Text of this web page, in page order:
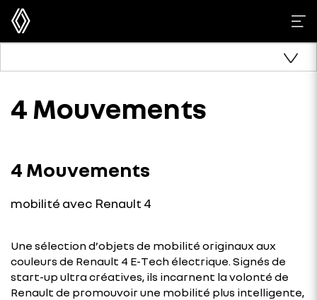
4 Mouvements
4 Mouvements
mobilité avec Renault 4
Une sélection d’objets de mobilité originaux aux
couleurs de Renault 4 E-Tech électrique. Signés de
start-up ultra créatives, ils incarnent la volonté de
Renault de promouvoir une mobilité plus intelligente,